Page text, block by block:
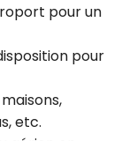
pour un
pour
etc.